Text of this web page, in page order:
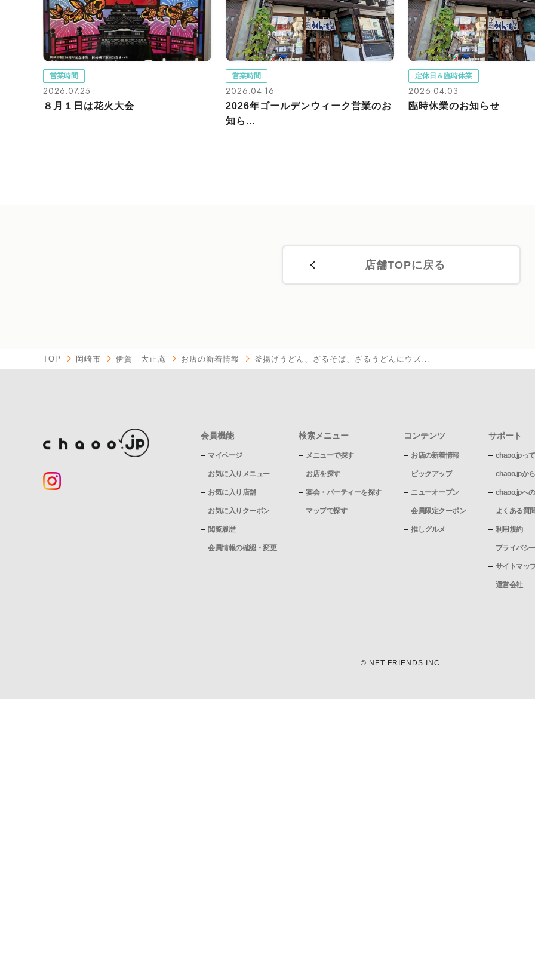
営業時間
2026.07.25
８月１日は花火大会
営業時間
2026.04.16
2026年ゴールデンウィーク営業のお
知ら...
定休日＆臨時休業
2026.04.03
臨時休業のお知らせ
店舗TOPに戻る
TOP 岡崎市 伊賀 大正庵 お店の新着情報 釜揚げうどん、ざるそば、ざるうどんにウズ…
会員機能
マイページ
お気に入りメニュー
お気に入り店舗
お気に入りクーポン
閲覧履歴
会員情報の確認・変更
検索メニュー
メニューで探す
お店を探す
宴会・パーティーを探す
マップで探す
コンテンツ
お店の新着情報
ピックアップ
ニューオープン
会員限定クーポン
推しグルメ
サポート
chaoo.jpっ
chaoo.jpか
chaoo.jpへ
よくある質
利用規約
プライバシ
サイトマッ
運営会社
© NET FRIENDS INC.